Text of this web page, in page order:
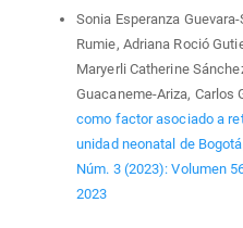
Sonia Esperanza
Rumie, Adriana Roció
Maryerli Catherine
Guacaneme-Ariza, Carlos
como factor asociado a
unidad neonatal de
Núm. 3 (2023): Volumen
2023